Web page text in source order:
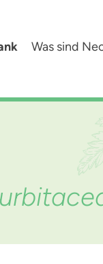
Was sind